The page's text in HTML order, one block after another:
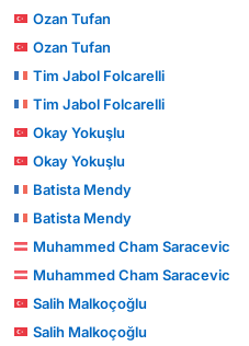
Ozan Tufan
Ozan Tufan
Tim Jabol Folcarelli
Tim Jabol Folcarelli
Okay Yokuşlu
Okay Yokuşlu
Batista Mendy
Batista Mendy
Muhammed Cham Saracevic
Muhammed Cham Saracevic
Salih Malkoçoğlu
Salih Malkoçoğlu